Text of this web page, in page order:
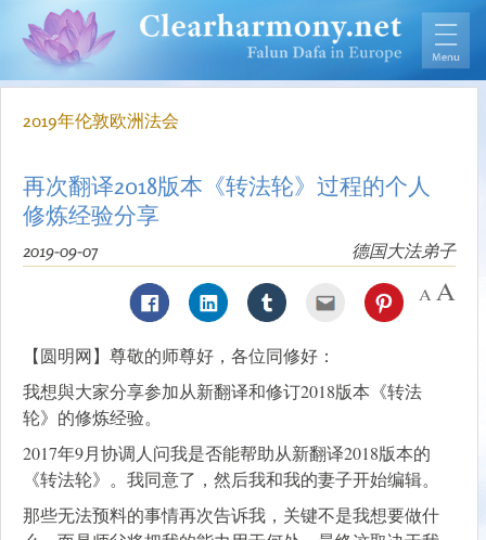
2019年伦敦欧洲法会
再次翻译2018版本《转法轮》过程的个人
修炼经验分享
德国大法弟子
2019-09-07
【圆明网】尊敬的师尊好，各位同修好：
我想與大家分享参加从新翻译和修订2018版本《转法
轮》的修炼经验。
2017年9月协调人问我是否能帮助从新翻译2018版本的
《转法轮》。我同意了，然后我和我的妻子开始编辑。
那些无法预料的事情再次告诉我，关键不是我想要做什